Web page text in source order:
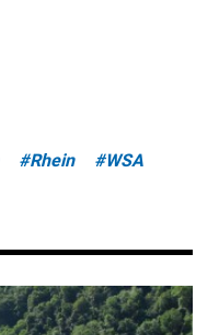
#Rhein #WSA